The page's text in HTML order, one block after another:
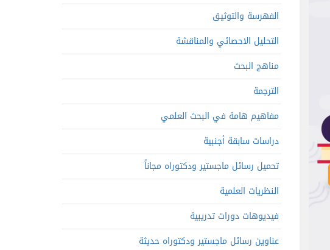
الفهرسة والتوثيق
التحليل الاحصائي والمناقشة
مناهج البحث
الترجمة
مفاهيم هامة في البحث العلمي
دراسات سابقة أجنبية
تحميل رسائل ماجستير ودكتوراه مجاناً
النظريات العلمية
فيديوهات دورات تدريبية
عناوين رسائل ماجستير ودكتوراه حديثة